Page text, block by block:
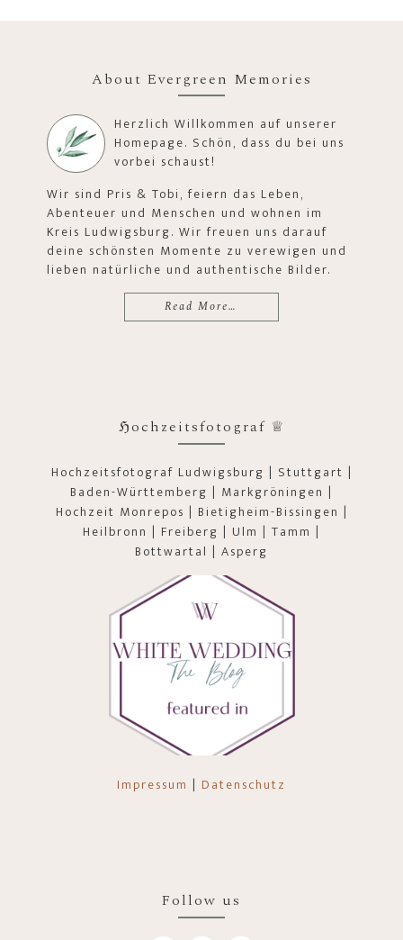
About Evergreen Memories
Herzlich Willkommen auf unserer
Homepage. Schön, dass du bei uns
vorbei schaust!
Wir sind Pris & Tobi, feiern das Leben,
Abenteuer und Menschen und wohnen im
Kreis Ludwigsburg. Wir freuen uns darauf
deine schönsten Momente zu verewigen und
lieben natürliche und authentische Bilder.
Read More…
ℌochzeitsfotograf ♕
Hochzeitsfotograf Ludwigsburg | Stuttgart |
Baden-Württemberg | Markgröningen |
Hochzeit Monrepos | Bietigheim-Bissingen |
Heilbronn | Freiberg | Ulm | Tamm |
Bottwartal | Asperg
Impressum | Datenschutz
Follow us